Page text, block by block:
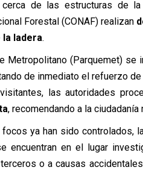
cerca de las estructuras de
Forestal (CONAF) realizan
la ladera.
Metropolitano (Parquemet)
de inmediato el refuerzo
las autoridades
, recomendando a la
focos ya han sido controlados,
encuentran en el lugar
o a causas